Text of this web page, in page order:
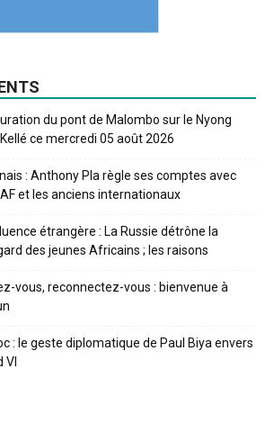
du pont de Malombo sur le Nyong
ce mercredi 05 août 2026
: Anthony Pla règle ses comptes avec
et les anciens internationaux
étrangère : La Russie détrône la
des jeunes Africains ; les raisons
vous, reconnectez-vous : bienvenue à
: le geste diplomatique de Paul Biya envers
VI